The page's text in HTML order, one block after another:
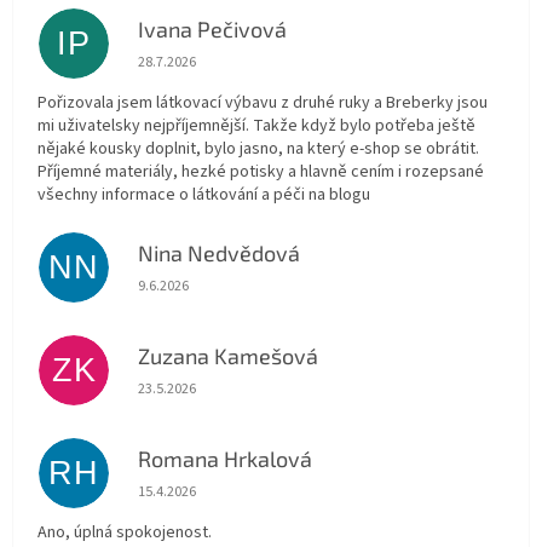
IP Ivana Pečivová
Hodnocení obchodu je 5 z 5 hvězdiček.
28.7.2026
Pořizovala jsem látkovací výbavu z druhé ruky a Breberky jsou
mi uživatelsky nejpříjemnější. Takže když bylo potřeba ještě
nějaké kousky doplnit, bylo jasno, na který e-shop se obrátit.
Příjemné materiály, hezké potisky a hlavně cením i rozepsané
všechny informace o látkování a péči na blogu
NN Nina Nedvědová
Hodnocení obchodu je 5 z 5 hvězdiček.
9.6.2026
ZK Zuzana Kamešová
Hodnocení obchodu je 5 z 5 hvězdiček.
23.5.2026
RH Romana Hrkalová
Hodnocení obchodu je 5 z 5 hvězdiček.
15.4.2026
Ano, úplná spokojenost.